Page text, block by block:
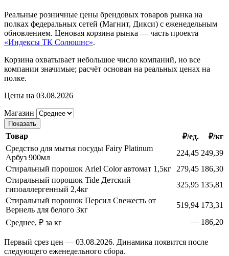
Реальные розничные цены брендовых товаров рынка на
полках федеральных сетей (Магнит, Дикси) с еженедельным
обновлением. Ценовая корзина рынка — часть проекта
«Индексы ТК Солюшнс».
Корзина охватывает небольшое число компаний, но все
компании значимые; расчёт основан на реальных ценах на
полке.
Цены на 03.08.2026
Магазин
Показать
Товар ₽/ед.
₽/кг
Средство для мытья посуды Fairy Platinum
Арбуз 900мл
224,45 249,39
Стиральный порошок Ariel Color автомат 1,5кг
279,45 186,30
Стиральный порошок Tide Детский
гипоаллергенный 2,4кг
325,95 135,81
Стиральный порошок Персил Свежесть от
Вернель для белого 3кг
519,94 173,31
Среднее, ₽ за кг
— 186,20
Первый срез цен — 03.08.2026. Динамика появится после
следующего еженедельного сбора.